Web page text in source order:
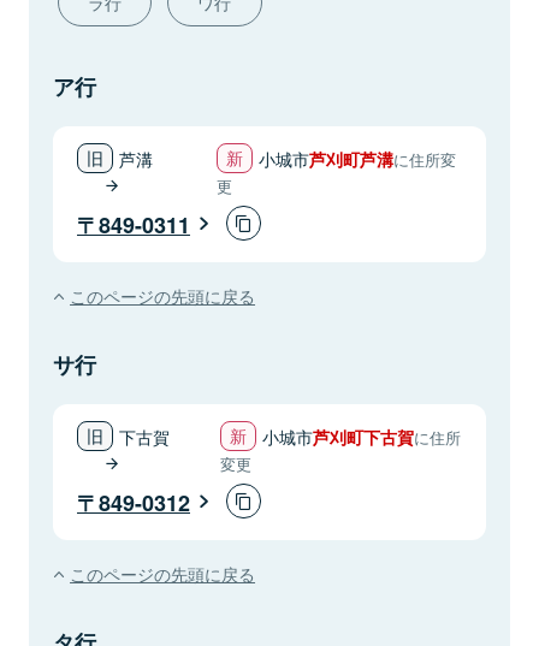
ア行
芦溝 小城市芦刈町芦溝に住所変
更
849-0311
このページの先頭に戻る
サ行
下古賀 小城市芦刈町下古賀に住所
変更
849-0312
このページの先頭に戻る